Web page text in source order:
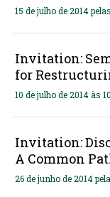
15 de julho de 2014
Invitation:
for
10 de julho de 2014 às
Invitation:
A Common
26 de junho de 2014